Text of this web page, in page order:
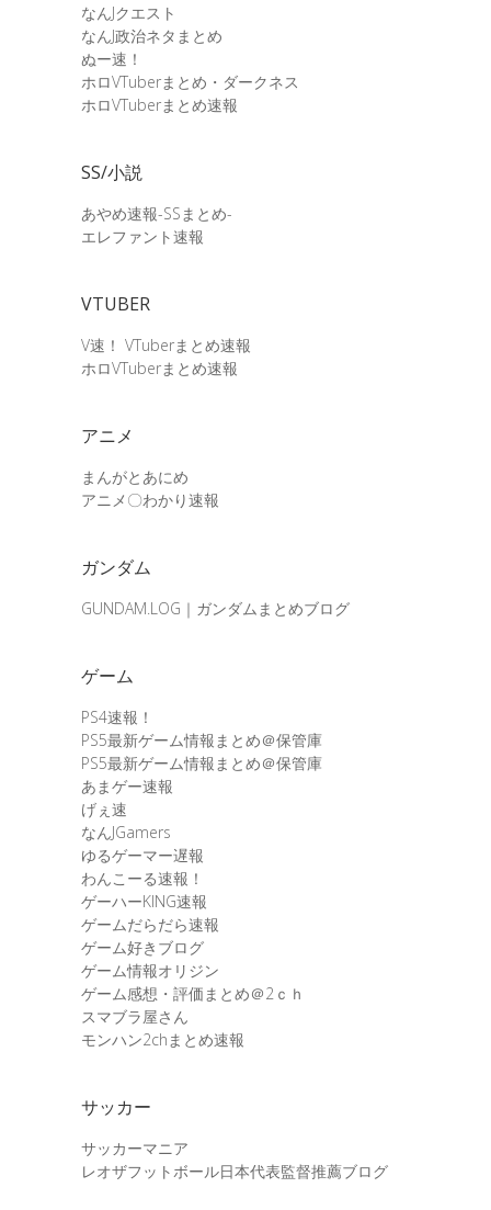
なんJクエスト
なんJ政治ネタまとめ
ぬー速！
ホロVTuberまとめ・ダークネス
ホロVTuberまとめ速報
SS/小説
あやめ速報-SSまとめ-
エレファント速報
VTUBER
V速！ VTuberまとめ速報
ホロVTuberまとめ速報
アニメ
まんがとあにめ
アニメ〇わかり速報
ガンダム
GUNDAM.LOG｜ガンダムまとめブログ
ゲーム
PS4速報！
PS5最新ゲーム情報まとめ＠保管庫
PS5最新ゲーム情報まとめ＠保管庫
あまゲー速報
げぇ速
なんJGamers
ゆるゲーマー遅報
わんこーる速報！
ゲーハーKING速報
ゲームだらだら速報
ゲーム好きブログ
ゲーム情報オリジン
ゲーム感想・評価まとめ＠2ｃｈ
スマブラ屋さん
モンハン2chまとめ速報
サッカー
サッカーマニア
レオザフットボール日本代表監督推薦ブログ